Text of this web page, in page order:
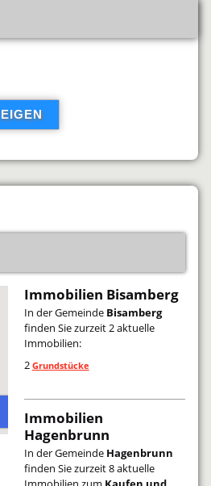
Immobilien Bisamberg
In der Gemeinde Bisamberg
finden Sie zurzeit 2 aktuelle
Immobilien:
2 Grundstücke
Immobilien
Hagenbrunn
In der Gemeinde Hagenbrunn
finden Sie zurzeit 8 aktuelle